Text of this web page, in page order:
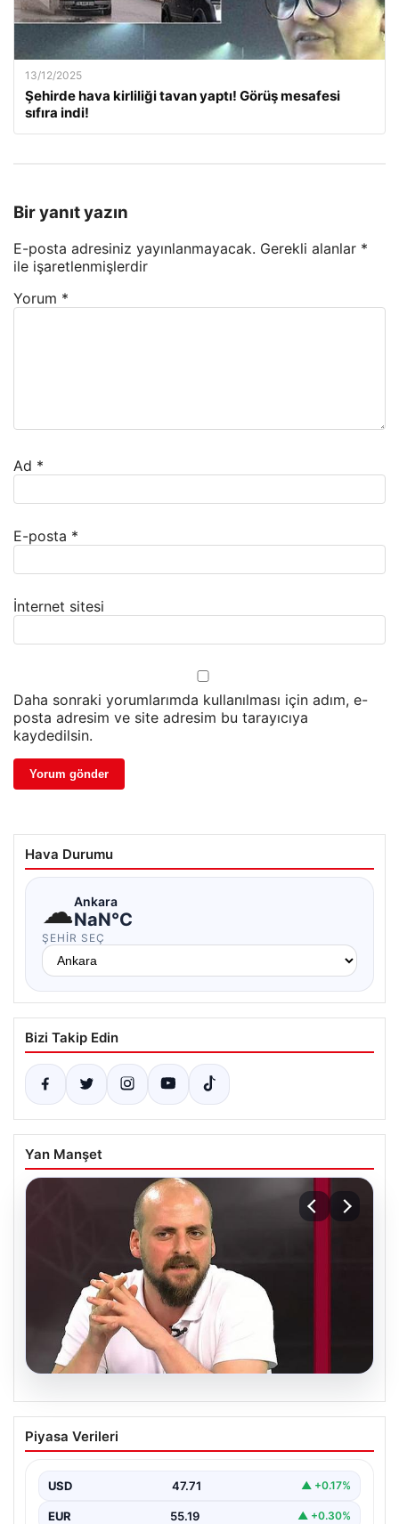
13/12/2025
Şehirde hava kirliliği tavan yaptı! Görüş mesafesi
sıfıra indi!
Bir yanıt yazın
E-posta adresiniz yayınlanmayacak. Gerekli alanlar *
ile işaretlenmişlerdir
Yorum *
Ad *
E-posta *
İnternet sitesi
Daha sonraki yorumlarımda kullanılması için adım, e-
posta adresim ve site adresim bu tarayıcıya
kaydedilsin.
Hava Durumu
☁Ankara
NaN°C
ŞEHIR SEÇ
Bizi Takip Edin
Yan Manşet
Transfer krizi soruşturmaya dönüştü!
Burhan Can Terzi için harekete geçildi
Piyasa Verileri
USD 47.71 ▲ +0.17%
EUR 55.19 ▲ +0.30%